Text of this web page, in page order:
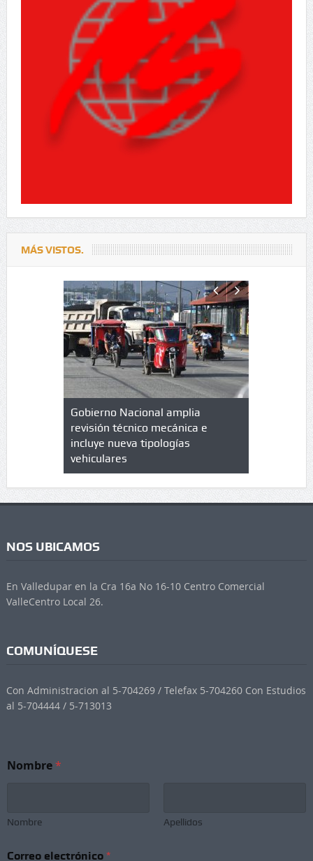
MÁS VISTOS.
de
Gobierno Nacional amplia
revisión técnico mecánica e
incluye nueva tipologías
vehiculares
NOS UBICAMOS
En Valledupar en la Cra 16a No 16-10 Centro Comercial
ValleCentro Local 26.
COMUNÍQUESE
Con Administracion al 5-704269 / Telefax 5-704260 Con Estudios
al 5-704444 / 5-713013
Nombre*
Nombre Apellidos
Correo electrónico *